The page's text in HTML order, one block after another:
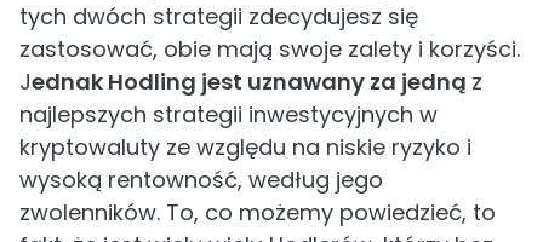
tych dwóch strategii zdecydujesz się
zastosować, obie mają swoje zalety i korzyści.
Jednak Hodling jest uznawany za jedną z
najlepszych strategii inwestycyjnych w
kryptowaluty ze względu na niskie ryzyko i
wysoką rentowność, według jego
zwolenników. To, co możemy powiedzieć, to